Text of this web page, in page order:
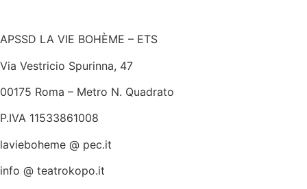
APSSD LA VIE BOHÈME – ETS
Via Vestricio Spurinna, 47
00175 Roma – Metro N. Quadrato
P.IVA 11533861008
lavieboheme @ pec.it
info @ teatrokopo.it